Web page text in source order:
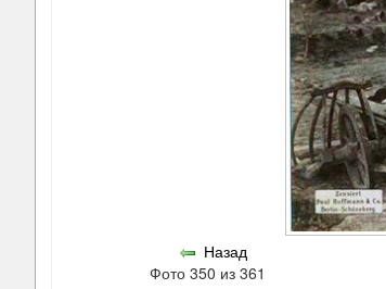
Назад
Фото 350 из 361